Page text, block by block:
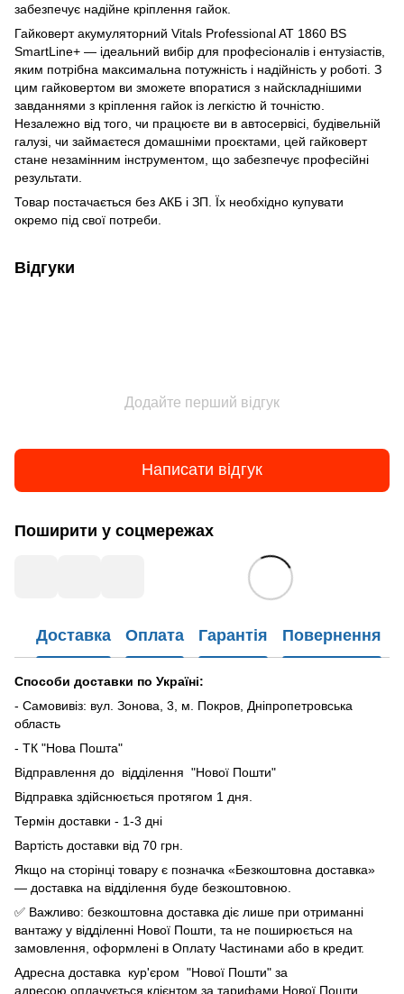
забезпечує надійне кріплення гайок.
Гайковерт акумуляторний Vitals Professional AT 1860 BS
SmartLine+ — ідеальний вибір для професіоналів і ентузіастів,
яким потрібна максимальна потужність і надійність у роботі. З
цим гайковертом ви зможете впоратися з найскладнішими
завданнями з кріплення гайок із легкістю й точністю.
Незалежно від того, чи працюєте ви в автосервісі, будівельній
галузі, чи займаєтеся домашніми проєктами, цей гайковерт
стане незамінним інструментом, що забезпечує професійні
результати.
Товар постачається без АКБ і ЗП. Їх необхідно купувати
окремо під свої потреби.
Відгуки
Додайте перший відгук
Написати відгук
Поширити у соцмережах
Доставка Оплата Гарантія Повернення
Способи доставки по Україні:
- Самовивіз: вул. Зонова, 3, м. Покров, Дніпропетровська
область
- ТК "Нова Пошта"
Відправлення до відділення "Нової Пошти"
Відправка здійснюється протягом 1 дня.
Термін доставки - 1-3 дні
Вартість доставки від 70 грн.
Якщо на сторінці товару є позначка «Безкоштовна доставка»
— доставка на відділення буде безкоштовною.
✅ Важливо: безкоштовна доставка діє лише при отриманні
вантажу у відділенні Нової Пошти, та не поширюється на
замовлення, оформлені в Оплату Частинами або в кредит.
Адресна доставка кур'єром "Нової Пошти" за
адресою оплачується клієнтом за тарифами Нової Пошти